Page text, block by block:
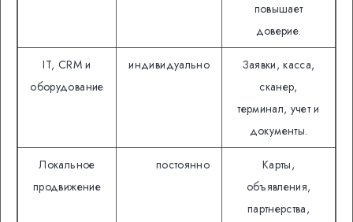
повышает
доверие.
IT, CRM и
оборудование
индивидуально
Заявки, касса,
сканер,
терминал, учет и
документы.
Локальное
продвижение
постоянно
Карты,
объявления,
партнерства,